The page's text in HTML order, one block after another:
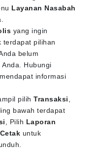
Layanan Nasabah
yang ingin
terdapat pilihan
belum
Hubungi
informasi
pilihTransaksi
bawah terdapat
, Pilih Laporan
Cetak untuk